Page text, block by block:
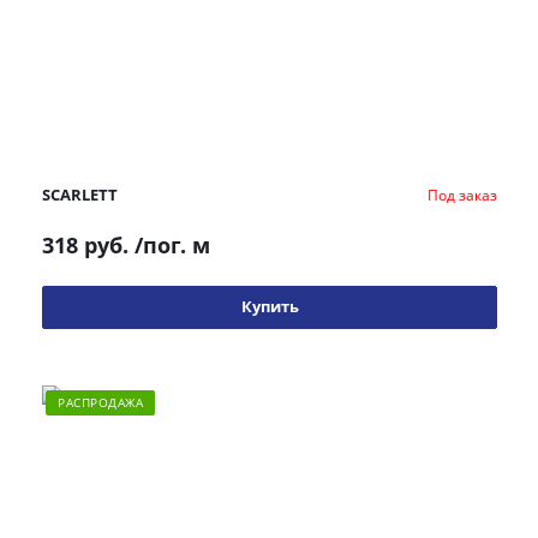
SCARLETT Под заказ
318 руб. /пог. м
Купить
РАСПРОДАЖА